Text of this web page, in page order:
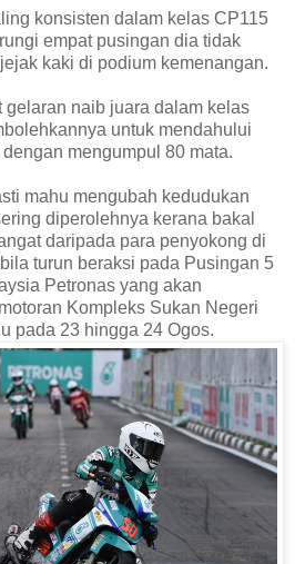
konsisten dalam kelas CP115
empat pusingan dia tidak
kaki di podium kemenangan.
gelaran naib juara dalam kelas
untuk mendahului
mengumpul 80 mata.
mahu mengubah kedudukan
diperolehnya kerana bakal
daripada para penyokong di
turun beraksi pada Pusingan 5
Petronas yang akan
Kompleks Sukan Negeri
pada 23 hingga 24 Ogos.